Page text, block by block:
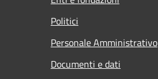
Politici
Personale Amministrativo
Documenti e dati